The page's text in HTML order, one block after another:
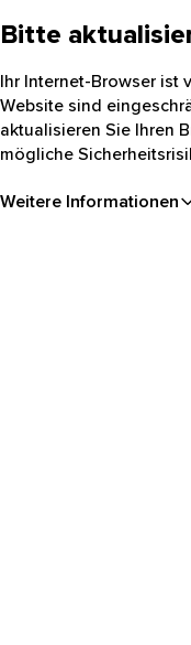
Bitte
Ihr Internet-Browser ist
Website sind
aktualisieren Sie Ihren
mögliche
Weitere Informationen